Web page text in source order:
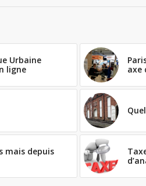
Urbaine
ligne
axe
mais depuis